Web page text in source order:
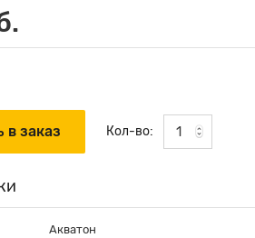
Кол-во:
Акватон